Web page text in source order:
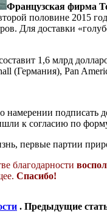
Французская фирма
половине 2015
Для доставки
1,6 млрд
(Германия), Pan
подписать
к согласию по
первые партии
благодарности
Спасибо!
. Предыдущие